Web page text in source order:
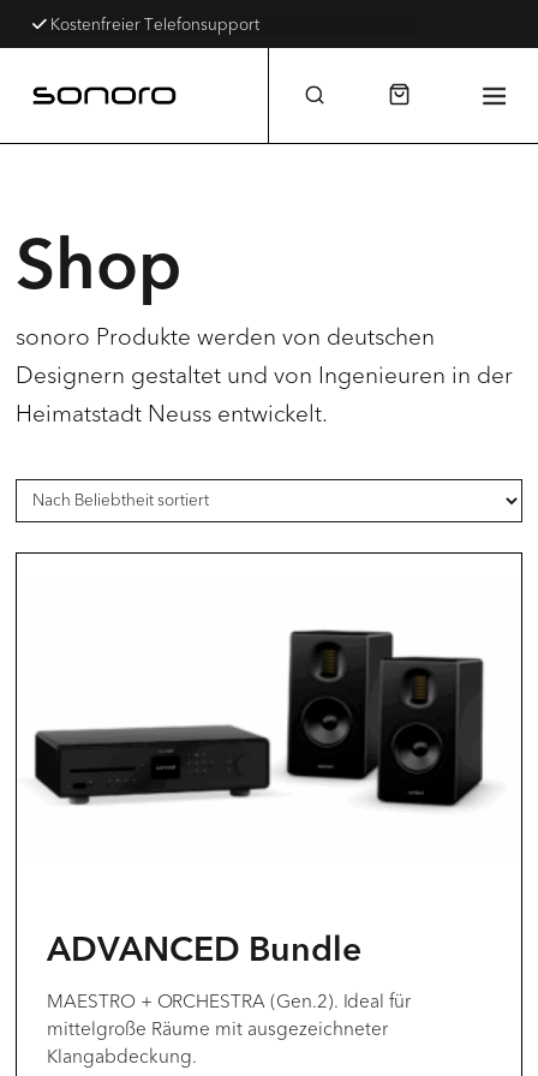
Kostenfreier Telefonsupport
Shop
sonoro Produkte werden von deutschen
Designern gestaltet und von Ingenieuren in der
Heimatstadt Neuss entwickelt.
ADVANCED Bundle
MAESTRO + ORCHESTRA (Gen.2). Ideal für
mittelgroße Räume mit ausgezeichneter
Klangabdeckung.